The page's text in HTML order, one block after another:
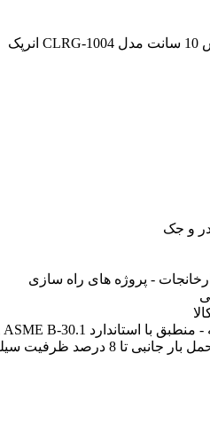
و جک
- پروژه های راه سازی